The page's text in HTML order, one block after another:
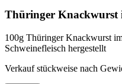
Thüringer Knackwurst
100g Thüringer Knackwurst
Schweinefleisch hergestellt
Verkauf stückweise nach